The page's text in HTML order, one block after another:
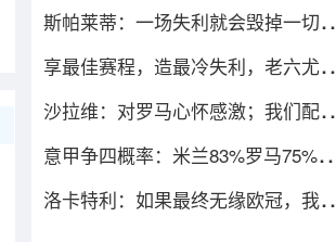
斯帕莱蒂：一场失利就会毁掉一切的
享最佳赛程，造最冷失利，老六尤文
沙拉维：对罗马心怀感激；我们配得
意甲争四概率：米兰83%罗马75%，
洛卡特利：如果最终无缘欧冠，我们